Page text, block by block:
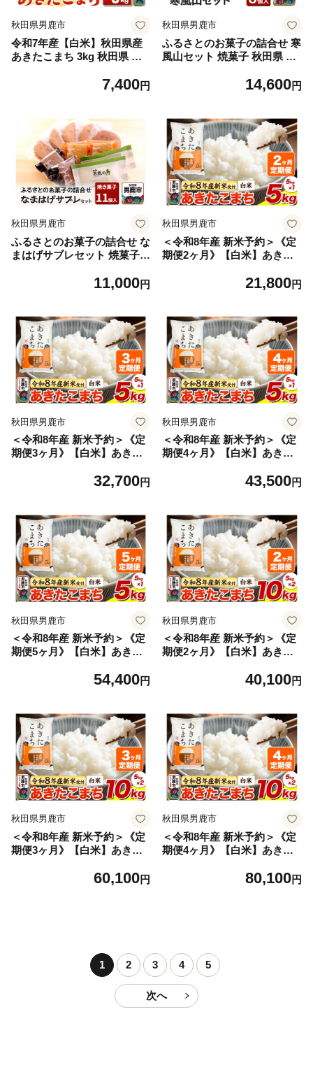
秋田県男鹿市
令和7年産【白米】秋田県産
あきたこまち 3kg 秋田県 男
イン あきたこまち ブレンド
7,400円
秋田県男鹿市
ふるさとのお菓子の詰合せ 寒
風山セット 焼菓子 秋田県 男
子 焼菓子 個包装 手土産 おも
14,600円
秋田県男鹿市
ふるさとのお菓子の詰合せ な
まはげサブレセット 焼菓子
ヌ [焼き菓子 焼菓子 個包装
ふるさと]
11,000円
秋田県男鹿市
＜令和8年産 新米予約＞《定
期便2ヶ月》【白米】あきた
ランド米 お米 白米 精米 米ど
21,800円
秋田県男鹿市
＜令和8年産 新米予約＞《定
期便3ヶ月》【白米】あきた
ランド米 お米 白米 精米 米ど
32,700円
秋田県男鹿市
＜令和8年産 新米予約＞《定
期便4ヶ月》【白米】あきた
ランド米 お米 白米 精米 米ど
43,500円
秋田県男鹿市
＜令和8年産 新米予約＞《定
期便5ヶ月》【白米】あきた
ランド米 お米 白米 精米 米ど
54,400円
秋田県男鹿市
＜令和8年産 新米予約＞《定
期便2ヶ月》【白米】あきた
きたこまち ブランド米 お米
40,100円
秋田県男鹿市
＜令和8年産 新米予約＞《定
期便3ヶ月》【白米】あきた
きたこまち ブランド米 お米
60,100円
秋田県男鹿市
＜令和8年産 新米予約＞《定
期便4ヶ月》【白米】あきた
きたこまち ブランド米 お米
80,100円
1 2 3 4 5
次へ